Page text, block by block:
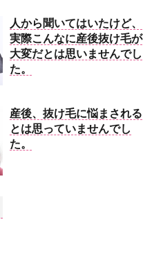
人から聞いてはいたけど、
実際こんなに産後抜け毛が
大変だとは思いませんでし
た。
産後、抜け毛に悩まされる
とは思っていませんでし
た。